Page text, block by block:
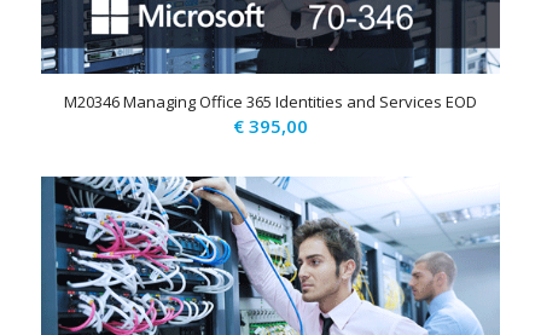
M20346 Managing Office 365 Identities and Services EOD
€395,00